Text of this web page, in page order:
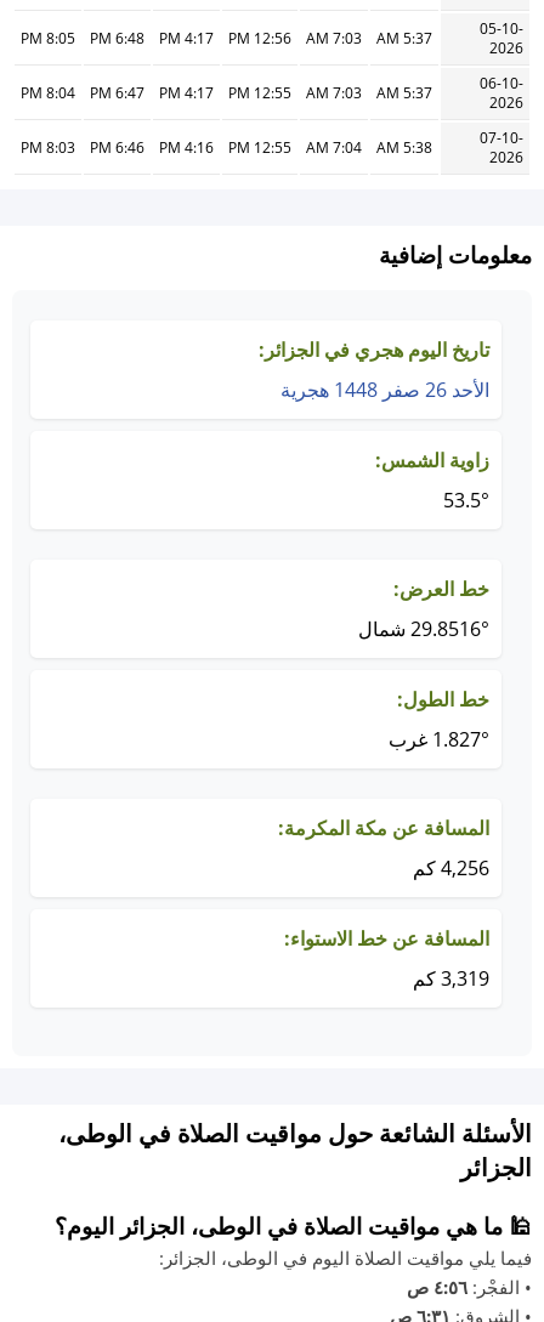
05-10-
2026
5:37 AM
7:03 AM
12:56 PM
4:17 PM
6:48 PM
8:05 PM
06-10-
2026
5:37 AM
7:03 AM
12:55 PM
4:17 PM
6:47 PM
8:04 PM
07-10-
2026
5:38 AM
7:04 AM
12:55 PM
4:16 PM
6:46 PM
8:03 PM
معلومات إضافية
تاريخ اليوم هجري في الجزائر:
الأحد 26 صفر 1448 هجرية
زاوية الشمس:
53.5°
خط العرض:
29.8516° شمال
خط الطول:
1.827° غرب
المسافة عن مكة المكرمة:
4,256 كم
المسافة عن خط الاستواء:
3,319 كم
الأسئلة الشائعة حول مواقيت الصلاة في الوطى،
الجزائر
🕌 ما هي مواقيت الصلاة في الوطى، الجزائر اليوم؟
فيما يلي مواقيت الصلاة اليوم في الوطى، الجزائر:
• الفجْر: ٤:٥٦ ص
• الشروق: ٦:٣١ ص